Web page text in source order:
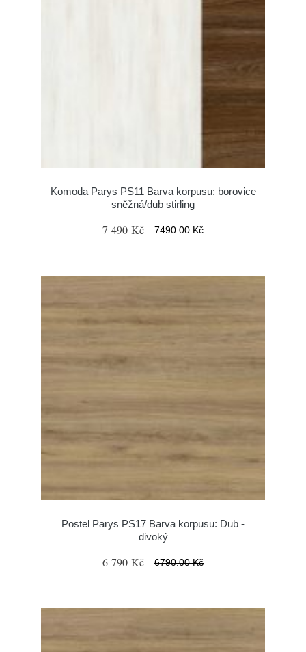
Komoda Parys PS11 Barva korpusu: borovice
sněžná/dub stirling
7 490 Kč 7490.00 Kč
Postel Parys PS17 Barva korpusu: Dub -
divoký
6 790 Kč 6790.00 Kč